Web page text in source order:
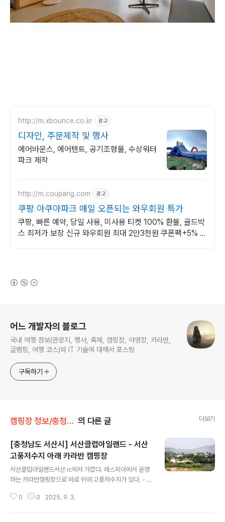
http://m.xbounce.co.kr 광고
디자인, 주문제작 및 행사
에어바운스, 에어텐트, 공기조형물, 수상워터
파크 제작
http://m.coupang.com 광고
쿠팡 아쿠아파크 매일 오픈되는 와우회원 특가
쿠팡, 빠른 예약, 당일 사용, 미사용 티켓 100% 환불, 골드박
스 최저가 보장 신규 와우회원 최대 2만3천원 쿠폰팩+5% 추
어느 개발자의 블로그
국내 여행 정보(관광지, 행사, 축제, 캠핑장, 야영장, 카라반,
글램핑, 여행 코스)와 IT 기술에 대해서 포스팅
구독하기
캠핑장 정보/충청남도 의 다른 글 더보기
[충청남도 서산시] 서산클럽아일랜드 - 서산
고풍저수지 아래 카라반 캠핑장
서산클럽아일랜드서산 ic에서 가깝다. 레스피아에서 운영
하는 카라반캠핑장으로 바로 위에 고풍저수지가 있다. - 주
라인실시간예약 - 민간 캠핑장이고, 직영으로 휴장하고 있
0 0 2025. 9. 3.